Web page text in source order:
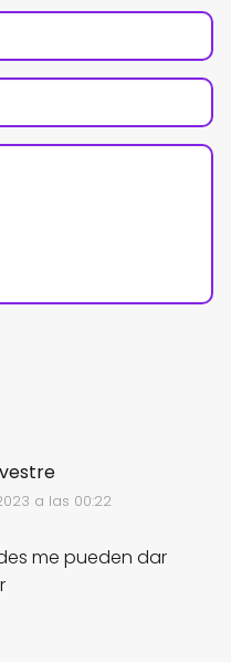
a las 00:22
me pueden dar